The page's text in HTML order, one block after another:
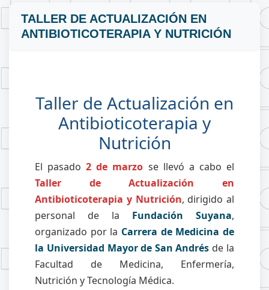
TALLER DE ACTUALIZACIÓN EN
ANTIBIOTICOTERAPIA Y NUTRICIÓN
Taller de Actualización en
Antibioticoterapia y
Nutrición
El pasado2 de marzo se llevó a cabo el
Taller de Actualización en
Antibioticoterapia y Nutrición, dirigido al
personal de la Fundación Suyana,
organizado por la Carrera de Medicina de
la Universidad Mayor de San Andrés de la
Facultad de Medicina, Enfermería,
Nutrición y Tecnología Médica.